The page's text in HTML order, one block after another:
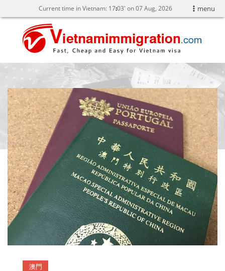
menu
Current time in Vietnam: 1703' on 07 Aug, 2026
澳門